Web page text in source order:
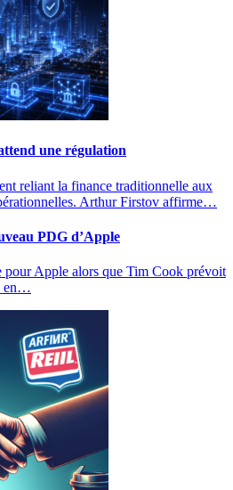
une régulation
reliant la finance traditionnelle aux
Arthur Firstov affirme…
PDG d’Apple
pour Apple alors que Tim Cook prévoit
en…